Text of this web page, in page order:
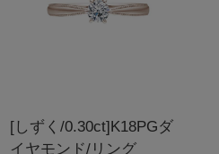
[しずく/0.30ct]K18PGダ
イヤモンド/リング